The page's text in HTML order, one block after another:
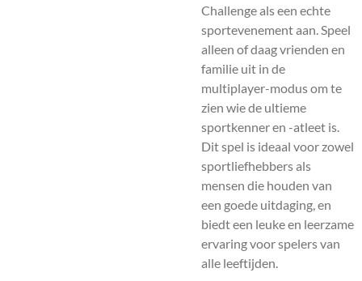
Challenge als een echte
sportevenement aan. Speel
alleen of daag vrienden en
familie uit in de
multiplayer-modus om te
zien wie de ultieme
sportkenner en -atleet is.
Dit spel is ideaal voor zowel
sportliefhebbers als
mensen die houden van
een goede uitdaging, en
biedt een leuke en leerzame
ervaring voor spelers van
alle leeftijden.